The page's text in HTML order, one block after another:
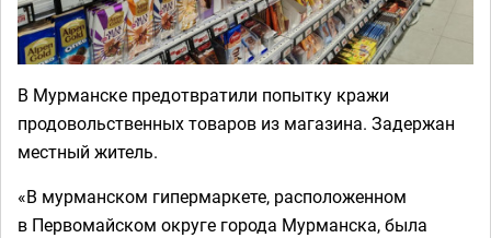
В Мурманске предотвратили попытку кражи
продовольственных товаров из магазина. Задержан
местный житель.
«В мурманском гипермаркете, расположенном
в Первомайском округе города Мурманска, была